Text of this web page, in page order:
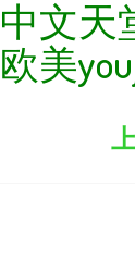
中文天
欧美